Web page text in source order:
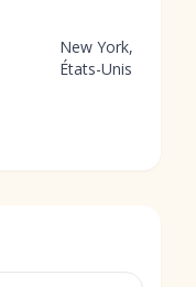
New York,
États-Unis